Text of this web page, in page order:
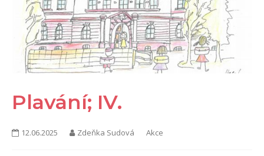
Plavání; IV.
12.06.2025 Zdeňka Sudová Akce